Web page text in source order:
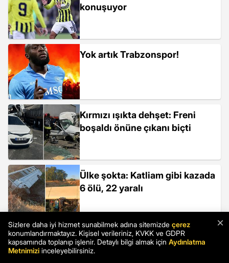
konuşuyor
Yok artık Trabzonspor!
Kırmızı ışıkta dehşet: Freni
boşaldı önüne çıkanı biçti
Ülke şokta: Katliam gibi kazada
6 ölü, 22 yaralı
Gelinin mehir talebini duyan
damadın kalbine iniyordu
×
Sizlere daha iyi hizmet sunabilmek adına sitemizde çerez
konumlandırmaktayız. Kişisel verileriniz, KVKK ve GDPR
kapsamında toplanıp işlenir. Detaylı bilgi almak için Aydınlatma
Metnimizi inceleyebilirsiniz.